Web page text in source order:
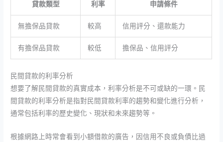
貸款類型 利率 申請條件
無擔保品貸款 較高 信用評分、還款能力
有擔保品貸款 較低 擔保品、信用評分
民間貸款的利率分析
想要了解民間貸款的真實成本，利率分析是不可或缺的一環。民
間貸款的利率分析是指對民間貸款利率的趨勢和變化進行分析，
通常包括利率的歷史變化、現狀和未來趨勢等。
根據網路上時常會看到小額借款的廣告，因信用不良或負債比過